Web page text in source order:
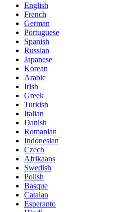
English
French
German
Portuguese
Spanish
Russian
Japanese
Korean
Arabic
Irish
Greek
Turkish
Italian
Danish
Romanian
Indonesian
Czech
Afrikaans
Swedish
Polish
Basque
Catalan
Esperanto